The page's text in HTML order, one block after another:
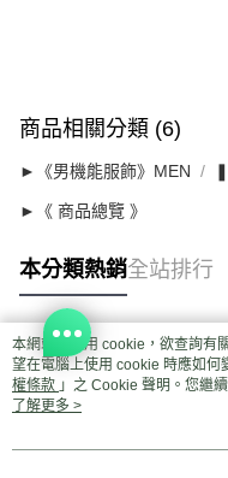
商品相關分類 (6)
►《男機能服飾》MEN
►《 商品總覽 》
本分類熱銷全站排行
熱門標籤
本網站中使用 cookie，欲查詢有
望在電腦上使用 cookie 時應如何
權條款 」之 Cookie 聲明。您繼
用條款之 Cookie 聲明使用 cookie
了解更多 >